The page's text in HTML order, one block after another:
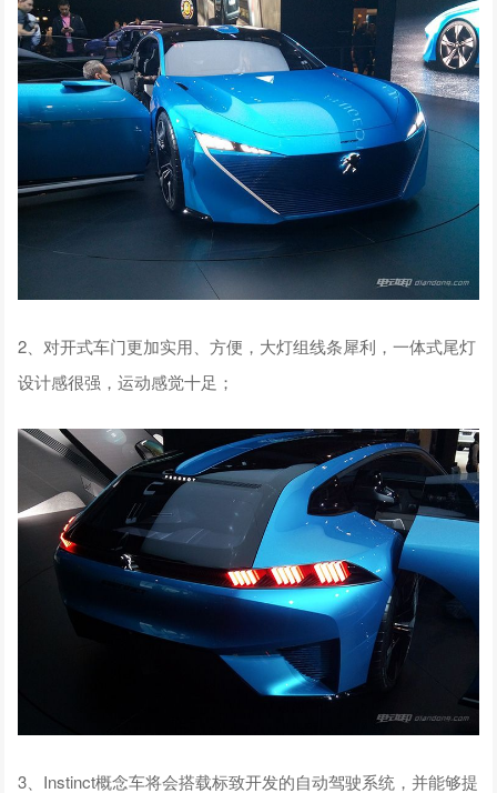
2、对开式车门更加实用、方便，大灯组线条犀利，一体式尾灯
设计感很强，运动感觉十足；
3、Instinct概念车将会搭载标致开发的自动驾驶系统，并能够提